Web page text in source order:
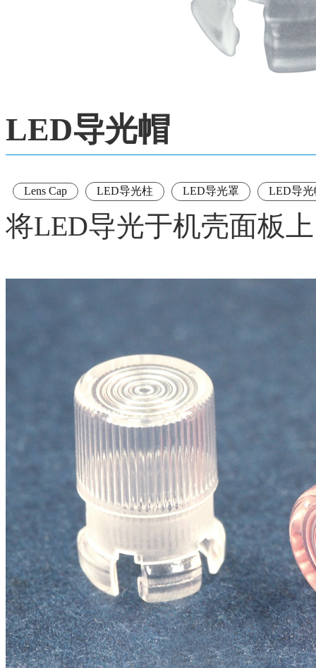
LED导光帽
Lens Cap LED导光柱 LED导光罩 LED导光
将LED导光于机壳面板